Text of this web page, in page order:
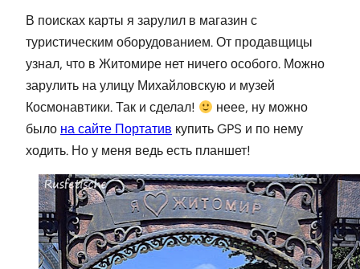
В поисках карты я зарулил в магазин с
туристическим оборудованием. От продавщицы
узнал, что в Житомире нет ничего особого. Можно
зарулить на улицу Михайловскую и музей
Космонавтики. Так и сделал!
неее, ну можно
было на сайте Портатив купить GPS и по нему
ходить. Но у меня ведь есть планшет!